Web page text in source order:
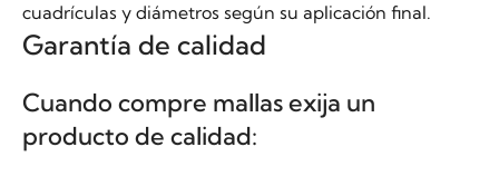
cuadrículas y diámetros según su aplicación final.
Garantía de calidad
Cuando compre mallas exija un
producto de calidad: